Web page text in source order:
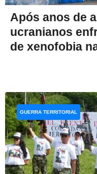
Após anos de
ucranianos
de xenofobia
GUERRA TERRITORIAL